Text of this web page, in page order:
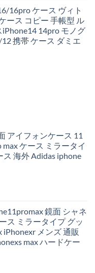
16pro ケース ヴィト
ース コピー 手帳型 ル
14pro モノグ
携帯 ケース ダミエ
アイフォンケース 11
ケース ミラータイ
ス 海外 Adidas iphone
鏡面 シャネ
ス ミラータイプ グッ
iPhonexr メンズ 通販
max ハードケー